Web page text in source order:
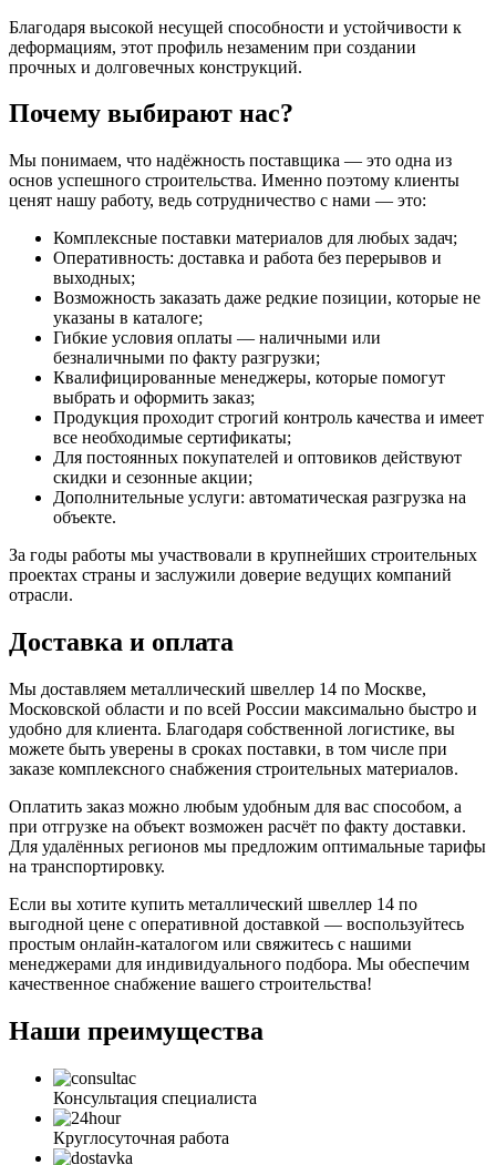
Благодаря высокой несущей способности и устойчивости к
деформациям, этот профиль незаменим при создании
прочных и долговечных конструкций.
Почему выбирают нас?
Мы понимаем, что надёжность поставщика — это одна из
основ успешного строительства. Именно поэтому клиенты
ценят нашу работу, ведь сотрудничество с нами — это:
Комплексные поставки материалов для любых задач;
Оперативность: доставка и работа без перерывов и
выходных;
Возможность заказать даже редкие позиции, которые не
указаны в каталоге;
Гибкие условия оплаты — наличными или
безналичными по факту разгрузки;
Квалифицированные менеджеры, которые помогут
выбрать и оформить заказ;
Продукция проходит строгий контроль качества и имеет
все необходимые сертификаты;
Для постоянных покупателей и оптовиков действуют
скидки и сезонные акции;
Дополнительные услуги: автоматическая разгрузка на
объекте.
За годы работы мы участвовали в крупнейших строительных
проектах страны и заслужили доверие ведущих компаний
отрасли.
Доставка и оплата
Мы доставляем металлический швеллер 14 по Москве,
Московской области и по всей России максимально быстро и
удобно для клиента. Благодаря собственной логистике, вы
можете быть уверены в сроках поставки, в том числе при
заказе комплексного снабжения строительных материалов.
Оплатить заказ можно любым удобным для вас способом, а
при отгрузке на объект возможен расчёт по факту доставки.
Для удалённых регионов мы предложим оптимальные тарифы
на транспортировку.
Если вы хотите купить металлический швеллер 14 по
выгодной цене с оперативной доставкой — воспользуйтесь
простым онлайн-каталогом или свяжитесь с нашими
менеджерами для индивидуального подбора. Мы обеспечим
качественное снабжение вашего строительства!
Наши преимущества
Консультация специалиста
Круглосуточная работа